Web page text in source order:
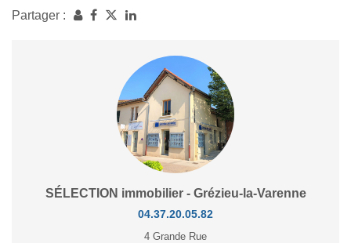
Partager :
SÉLECTION immobilier - Grézieu-la-Varenne
04.37.20.05.82
4 Grande Rue